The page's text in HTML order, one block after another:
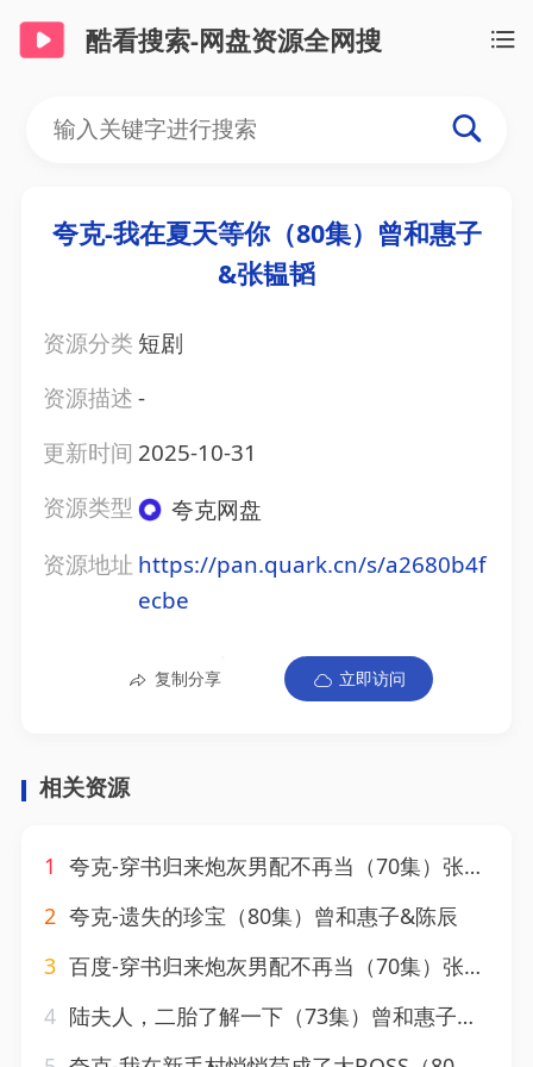
酷看搜索-网盘资源全网搜
夸克-我在夏天等你（80集）曾和惠子
&张韫韬
资源分类 短剧
资源描述-
更新时间 2025-10-31
资源类型
夸克网盘
资源地址 https://pan.quark.cn/s/a2680b4f
ecbe
复制分享 立即访问
相关资源
1 夸克-穿书归来炮灰男配不再当（70集）张韫韬＆曾和惠子
2 夸克-遗失的珍宝（80集）曾和惠子&陈辰
3 百度-穿书归来炮灰男配不再当（70集）张韫韬＆曾和惠子
4 陆夫人，二胎了解一下（73集）曾和惠子&张韫韬